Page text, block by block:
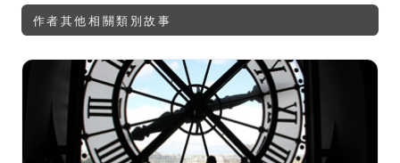
作者其他相關類別故事